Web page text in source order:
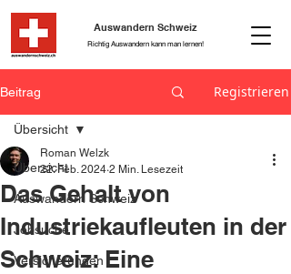
Richtig Auswandern kann man lernen!
Auswandern Schweiz
Beitrag Registrieren
Übersicht
Auswandern Schweiz
Jobsuche
Versicherungen
Übersicht
Das Gehalt von
Industriekaufleuten in der
Schweiz: Eine
Roman Welzk
22. Feb. 2024 2 Min. Lesezeit